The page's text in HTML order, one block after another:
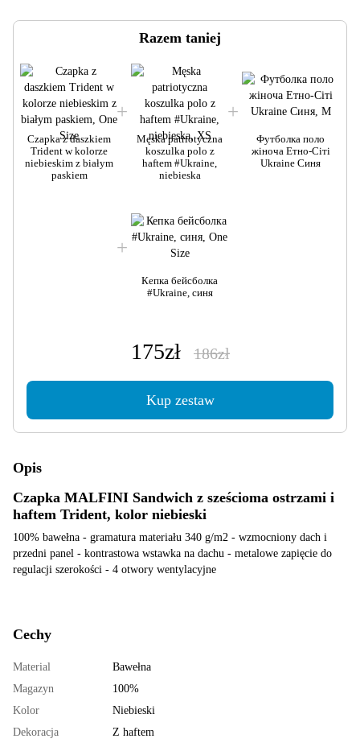
Razem taniej
Czapka z daszkiem
Trident w kolorze
niebieskim z białym
paskiem
Męska patriotyczna
koszulka polo z
haftem #Ukraine,
niebieska
Футболка поло
жіноча Етно-Сіті
Ukraine Синя
Кепка бейсболка
#Ukraine, синя
175zł 186zł
Kup zestaw
Opis
Czapka MALFINI Sandwich z sześcioma ostrzami i
haftem Trident, kolor niebieski
100% bawełna - gramatura materiału 340 g/m2 - wzmocniony dach i
przedni panel - kontrastowa wstawka na dachu - metalowe zapięcie do
regulacji szerokości - 4 otwory wentylacyjne
Cechy
Material
Bawełna
Magazyn
100%
Kolor
Niebieski
Dekoracja
Z haftem